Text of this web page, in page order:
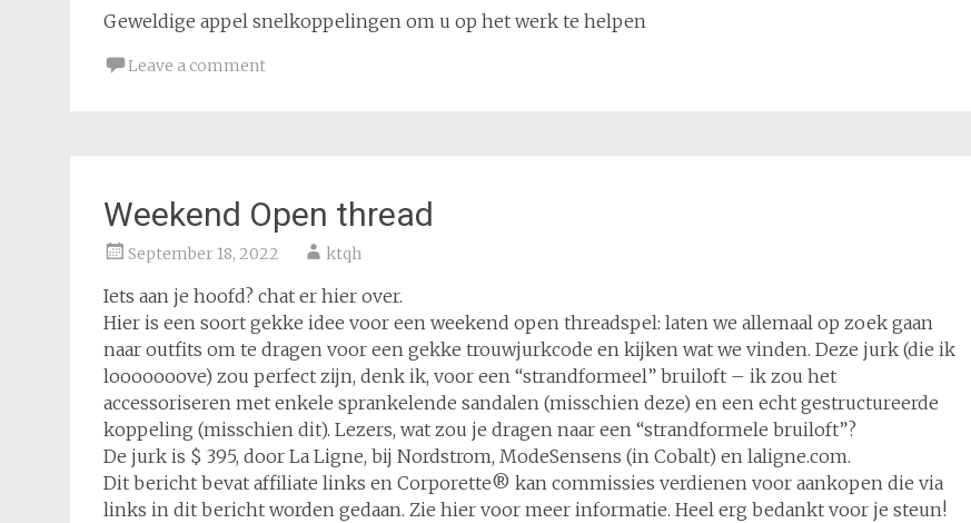
Geweldige appel snelkoppelingen om u op het werk te helpen
Leave a comment
Weekend Open thread
September 18, 2022 ktqh
Iets aan je hoofd? chat er hier over.
Hier is een soort gekke idee voor een weekend open threadspel: laten we allemaal op zoek gaan
naar outfits om te dragen voor een gekke trouwjurkcode en kijken wat we vinden. Deze jurk (die ik
looooooove) zou perfect zijn, denk ik, voor een “strandformeel” bruiloft – ik zou het
accessoriseren met enkele sprankelende sandalen (misschien deze) en een echt gestructureerde
koppeling (misschien dit). Lezers, wat zou je dragen naar een “strandformele bruiloft”?
De jurk is $ 395, door La Ligne, bij Nordstrom, ModeSensens (in Cobalt) en laligne.com.
Dit bericht bevat affiliate links en Corporette® kan commissies verdienen voor aankopen die via
links in dit bericht worden gedaan. Zie hier voor meer informatie. Heel erg bedankt voor je steun!